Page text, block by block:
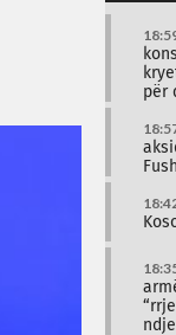
për